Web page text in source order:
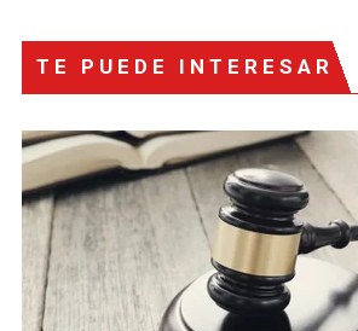
TE PUEDE INTERESAR